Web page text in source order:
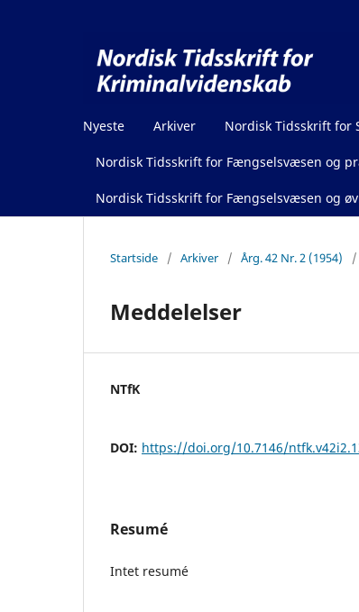
Nyeste Arkiver Nordisk Tidsskrift for
Nordisk Tidsskrift for Fængselsvæsen og
Nordisk Tidsskrift for Fængselsvæsen og
Startside / Arkiver / Årg. 42 Nr. 2 (1954) /
Meddelelser
NTfK
DOI: https://doi.org/10.7146/
Resumé
Intet resumé